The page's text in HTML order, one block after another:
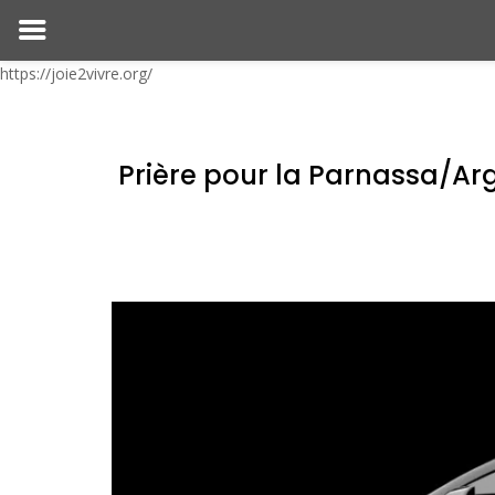
https://joie2vivre.org/
Prière pour la Parnassa/